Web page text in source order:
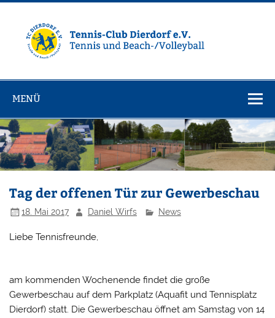
Zum
Dierdorf e.V.
MENÜ
Tag der offenen Tür zur Gewerbeschau
18. Mai 2017 Daniel Wirfs News
Liebe Tennisfreunde,
am kommenden Wochenende findet die große
Gewerbeschau auf dem Parkplatz (Aquafit und Tennisplatz
Dierdorf) statt. Die Gewerbeschau öffnet am Samstag von 14